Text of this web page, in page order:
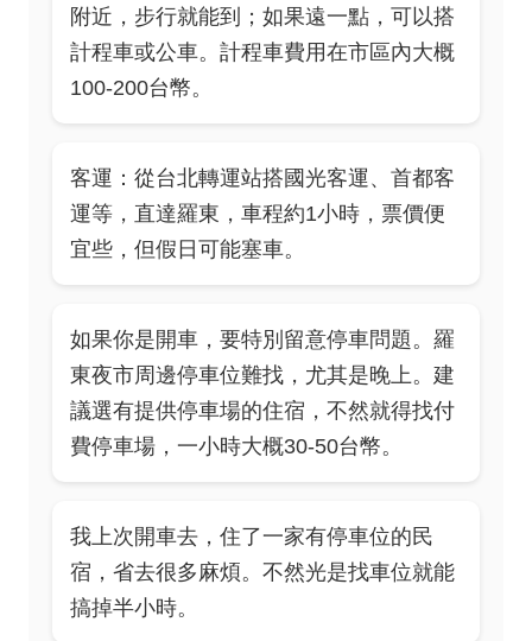
附近，步行就能到；如果遠一點，可以搭
計程車或公車。計程車費用在市區內大概
100-200台幣。
客運：從台北轉運站搭國光客運、首都客
運等，直達羅東，車程約1小時，票價便
宜些，但假日可能塞車。
如果你是開車，要特別留意停車問題。羅
東夜市周邊停車位難找，尤其是晚上。建
議選有提供停車場的住宿，不然就得找付
費停車場，一小時大概30-50台幣。
我上次開車去，住了一家有停車位的民
宿，省去很多麻煩。不然光是找車位就能
搞掉半小時。